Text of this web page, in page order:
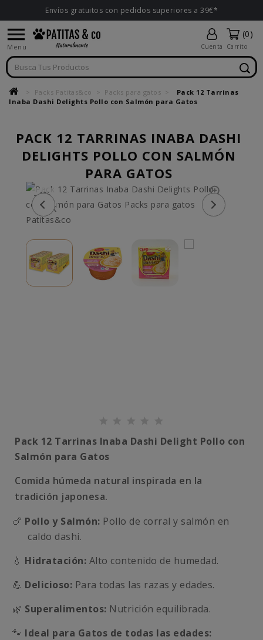
Envíos gratuitos con pedidos superiores a 39€*

Menu Cuenta
(0)
Carrito
Packs Patitas&co Packs para gatos
Pack 12 Tarrinas
Inaba Dashi Delights Pollo con Salmón para Gatos
PACK 12 TARRINAS INABA DASHI
DELIGHTS POLLO CON SALMÓN
PARA GATOS
-4%
PACK
Pack 12 Tarrinas Inaba Dashi Delight Pollo con
Salmón para Gatos
Comida húmeda natural inspirada en la
tradición japonesa.
🍗 Pollo y Salmón: Pollo de corral y salmón en
caldo dashi.
💧 Hidratación: Alto contenido de humedad.
💪 Delicioso: Para todas las razas y edades.
🌿 Superalimentos: Nutrición equilibrada.
🐾 Ideal para Gatos de todas las edades: